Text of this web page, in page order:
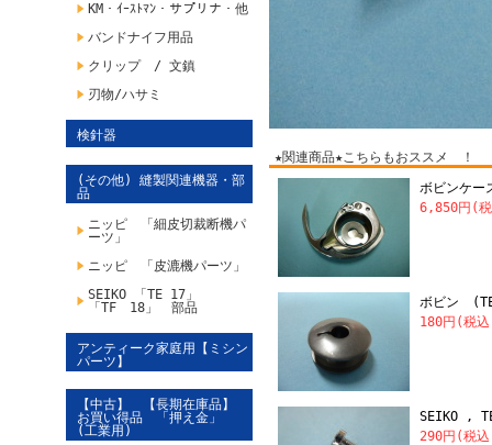
KM・ｲｰｽﾄﾏﾝ・サプリナ・他
バンドナイフ用品
クリップ / 文鎮
刃物/ハサミ
検針器
(その他) 縫製関連機器・部
品
ニッピ 「細皮切裁断機パ
ーツ」
ニッピ 「皮漉機パーツ」
SEIKO 「TE 17」
「TF 18」 部品
アンティーク家庭用【ミシン
パーツ】
【中古】 【長期在庫品】
お買い得品 「押え金」
(工業用)
★関連商品★こちらもおススメ ！
ボビンケ
6,850円(
ボビン
180円(税
SEIKO ,
290円(税